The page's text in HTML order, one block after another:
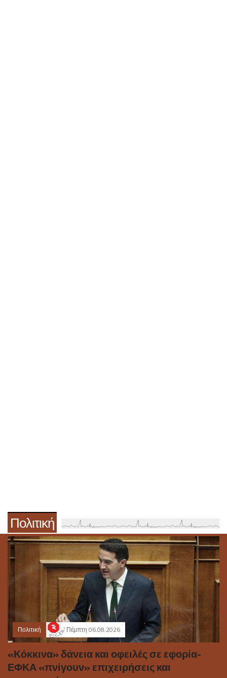
Πολιτική
Πολιτική Πέμπτη 06.08.2026
«Κόκκινα» δάνεια και οφειλές σε εφορία-
ΕΦΚΑ «πνίγουν» επιχειρήσεις και